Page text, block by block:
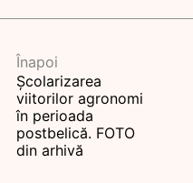
Înapoi
Școlarizarea
viitorilor agronomi
în perioada
postbelică. FOTO
din arhivă